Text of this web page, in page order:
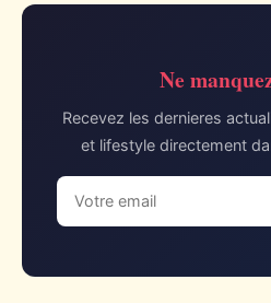
Ne
Recevez les dernieres
et lifestyle directement